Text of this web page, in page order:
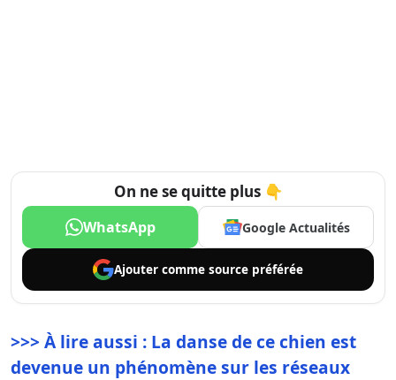
On ne se quitte plus 👇
WhatsApp Google Actualités
Ajouter comme source préférée
>>> À lire aussi : La danse de ce chien est
devenue un phénomène sur les réseaux